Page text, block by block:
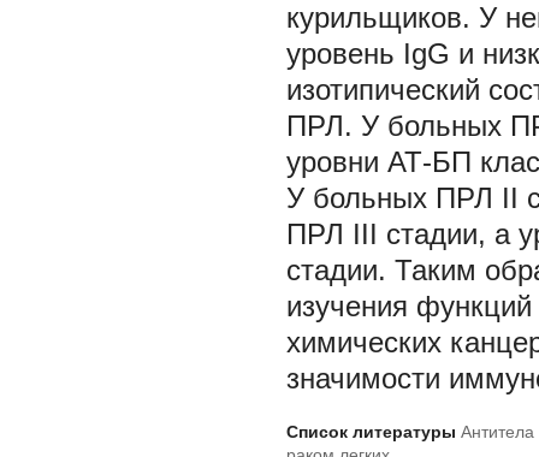
курильщиков. У
уровень IgG и
изотипический
ПРЛ. У больных
уровни АТ-БП
У больных ПРЛ II
ПРЛ III стадии, а
стадии. Таким
изучения
химических
значимости
Список литературы